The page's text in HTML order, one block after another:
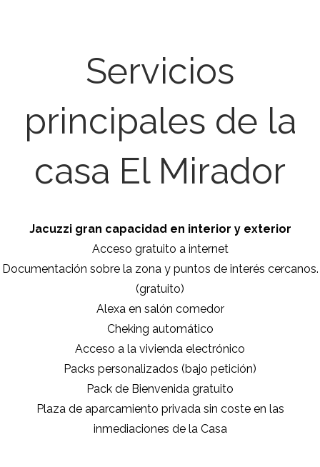
Servicios
principales de la
casa El Mirador
Jacuzzi gran capacidad en interior y exterior
Acceso gratuito a internet
Documentación sobre la zona y puntos de interés cercanos.
(gratuito)
Alexa en salón comedor
Cheking automático
Acceso a la vivienda electrónico
Packs personalizados (bajo petición)
Pack de Bienvenida gratuito
Plaza de aparcamiento privada sin coste en las
inmediaciones de la Casa